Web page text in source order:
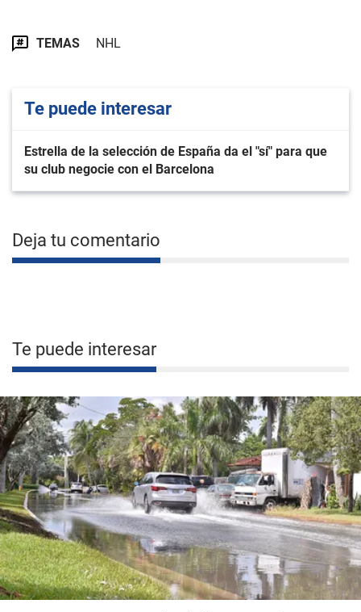
TEMAS NHL
Te puede interesar
Estrella de la selección de España da el "sí" para que
su club negocie con el Barcelona
Deja tu comentario
Te puede interesar